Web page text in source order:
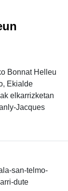
Bonnat Helleu
Ekialde
elkarrizketan
Jacques